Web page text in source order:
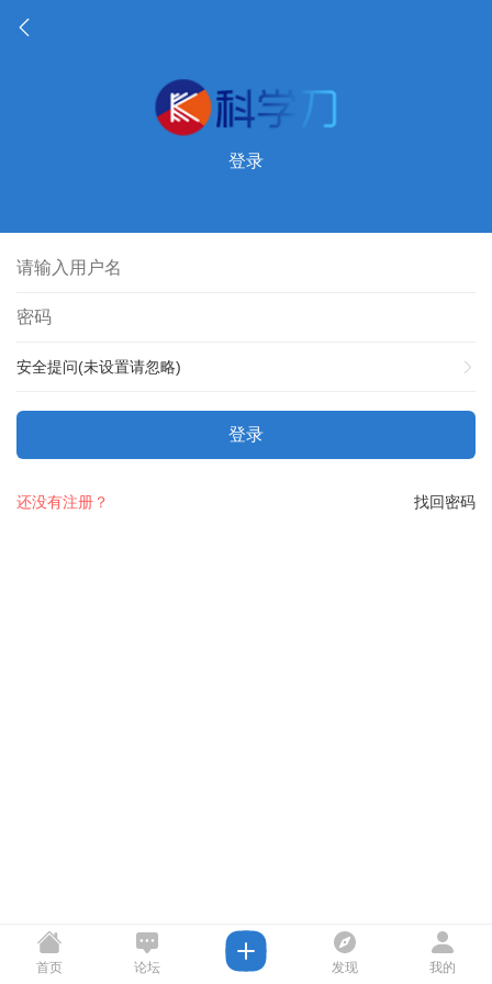
登录
安全提问(未设置请忽略)
登录
找回密码
还没有注册？
首页 论坛 发现 我的